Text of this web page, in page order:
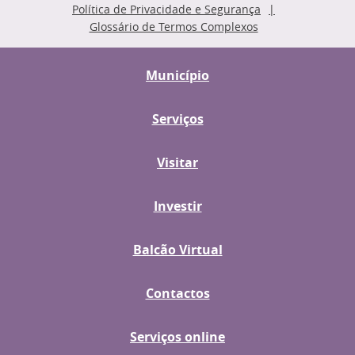
Política de Privacidade e Segurança
Glossário de Termos Complexos
Município
Serviços
Visitar
Investir
Balcão Virtual
Contactos
Serviços online